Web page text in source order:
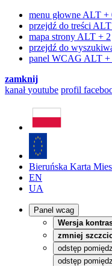
menu głowne ALT +
przejdź do treści ALT
mapa strony ALT + 2
przejdź do
panel WCAG ALT +
zamknij
kanałyoutube profil
Bieruńska Karta
EN
UA
Panel wcag
Wersja
zmniej
odstęp
odstęp